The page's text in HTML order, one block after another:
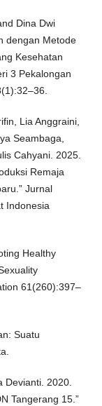
Dina Dwi
dengan Metode
Kesehatan
3 Pekalongan
Lia Anggraini,
Seambaga,
Cahyani. 2025.
Remaja
Jurnal
Indonesia
Healthy
61(260):397–
Suatu
Devianti. 2020.
Tangerang 15.”